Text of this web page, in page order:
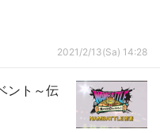
2021/2/13(Sa) 14:28
ント～伝